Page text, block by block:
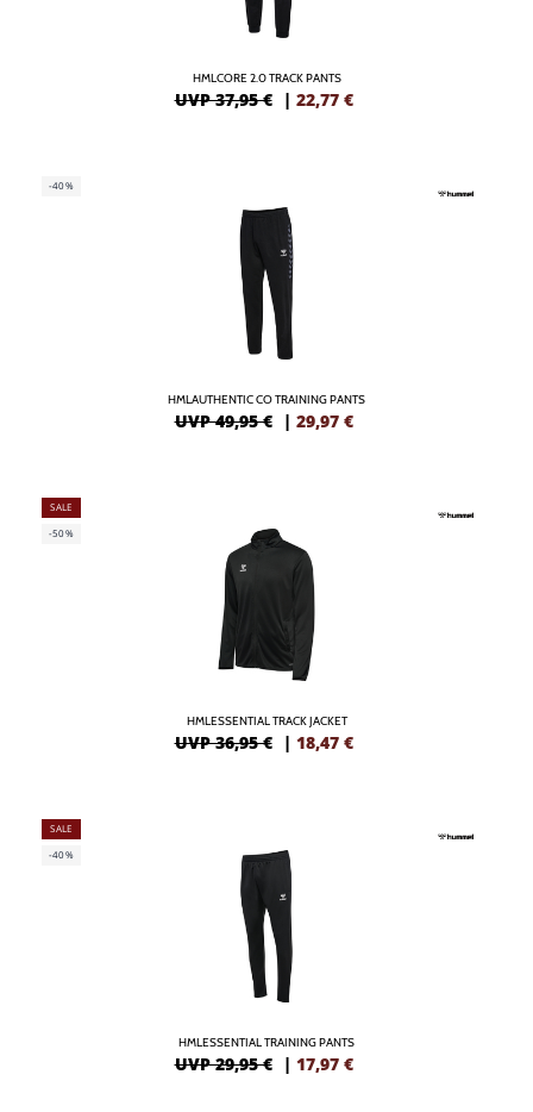
HMLCORE 2.0 TRACK PANTS
UVP 37,95 € | 22,77 €
-40%
HMLAUTHENTIC CO TRAINING PANTS
UVP 49,95 € | 29,97 €
SALE
-50%
HMLESSENTIAL TRACK JACKET
UVP 36,95 € | 18,47 €
SALE
-40%
HMLESSENTIAL TRAINING PANTS
UVP 29,95 € | 17,97 €